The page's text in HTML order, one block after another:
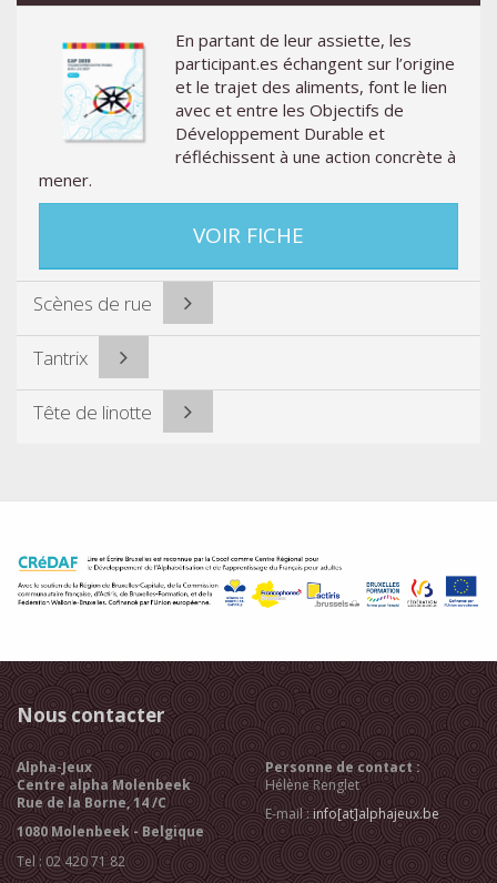
En partant de leur assiette, les
participant.es échangent sur l’origine
et le trajet des aliments, font le lien
avec et entre les Objectifs de
Développement Durable et
réfléchissent à une action concrète à
mener.
VOIR FICHE
Scènes de rue
Tantrix
Tête de linotte
Nous contacter
Alpha-Jeux
Centre alpha Molenbeek
Rue de la Borne, 14 /C
1080 Molenbeek - Belgique
Tel : 02 420 71 82
Personne de contact :
Hélène Renglet
E-mail : info[at]alphajeux.be